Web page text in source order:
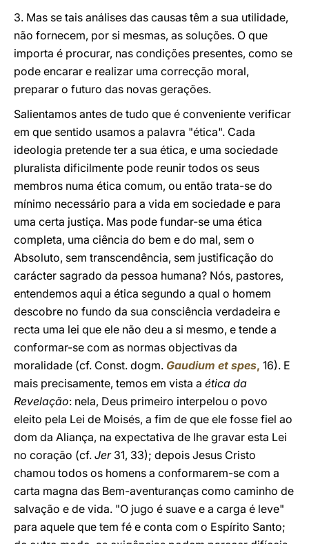
3. Mas se tais análises das causas têm a sua utilidade,
não fornecem, por si mesmas, as soluções. O que
importa é procurar, nas condições presentes, como se
pode encarar e realizar uma correcção moral,
preparar o futuro das novas gerações.
Salientamos antes de tudo que é conveniente verificar
em que sentido usamos a palavra "ética". Cada
ideologia pretende ter a sua ética, e uma sociedade
pluralista dificilmente pode reunir todos os seus
membros numa ética comum, ou então trata-se do
mínimo necessário para a vida em sociedade e para
uma certa justiça. Mas pode fundar-se uma ética
completa, uma ciência do bem e do mal, sem o
Absoluto, sem transcendência, sem justificação do
carácter sagrado da pessoa humana? Nós, pastores,
entendemos aqui a ética segundo a qual o homem
descobre no fundo da sua consciência verdadeira e
recta uma lei que ele não deu a si mesmo, e tende a
conformar-se com as normas objectivas da
moralidade (cf. Const. dogm. Gaudium et spes, 16). E
mais precisamente, temos em vista a ética da
Revelação: nela, Deus primeiro interpelou o povo
eleito pela Lei de Moisés, a fim de que ele fosse fiel ao
dom da Aliança, na expectativa de lhe gravar esta Lei
no coração (cf. Jer31, 33); depois Jesus Cristo
chamou todos os homens a conformarem-se com a
carta magna das Bem-aventuranças como caminho de
salvação e de vida. "O jugo é suave e a carga é leve"
para aquele que tem fé e conta com o Espírito Santo;